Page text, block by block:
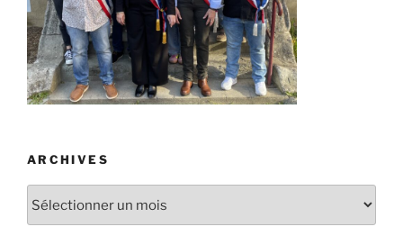
ARCHIVES